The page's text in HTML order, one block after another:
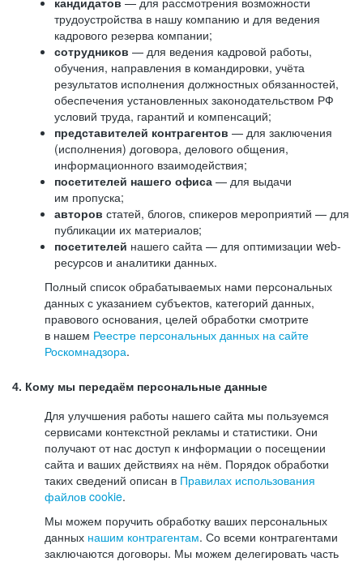
трудоустройства в нашу компанию и для ведения
кадрового резерва компании;
сотрудников — для ведения кадровой работы,
обучения, направления в командировки, учёта
результатов исполнения должностных обязанностей,
обеспечения установленных законодательством РФ
условий труда, гарантий и компенсаций;
представителей контрагентов — для заключения
(исполнения) договора, делового общения,
информационного взаимодействия;
посетителей нашего офиса — для выдачи
им пропуска;
авторов статей, блогов, спикеров мероприятий — для
публикации их материалов;
посетителей нашего сайта — для оптимизации web-
ресурсов и аналитики данных.
Полный список обрабатываемых нами персональных
данных с указанием субъектов, категорий данных,
правового основания, целей обработки смотрите
в нашем Реестре персональных данных на сайте
Роскомнадзора.
4. Кому мы передаём персональные данные
Для улучшения работы нашего сайта мы пользуемся
сервисами контекстной рекламы и статистики. Они
получают от нас доступ к информации о посещении
сайта и ваших действиях на нём. Порядок обработки
таких сведений описан в Правилах использования
файлов cookie.
Мы можем поручить обработку ваших персональных
данных нашим контрагентам. Со всеми контрагентами
заключаются договоры. Мы можем делегировать часть